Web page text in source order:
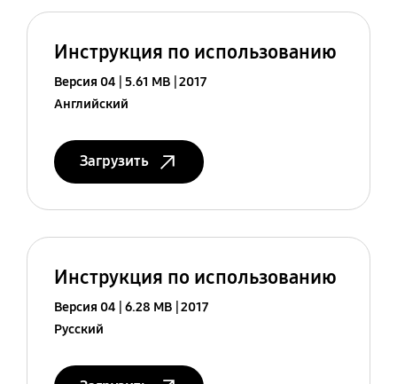
Инструкция по использованию
Версия 04 5.61 MB 2017
Английский
Загрузить
Инструкция по использованию
Версия 04 6.28 MB 2017
Русский